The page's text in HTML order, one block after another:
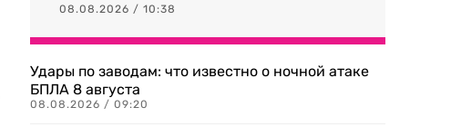
08.08.2026 / 10:38
Удары по заводам: что известно о ночной атаке
БПЛА 8 августа
08.08.2026 / 09:20